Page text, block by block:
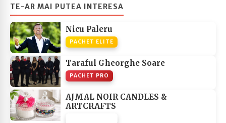
TE-AR MAI PUTEA INTERESA
Nicu Paleru
PACHET ELITE
Taraful Gheorghe Soare
PACHET PRO
AJMAL NOIR CANDLES &
ARTCRAFTS